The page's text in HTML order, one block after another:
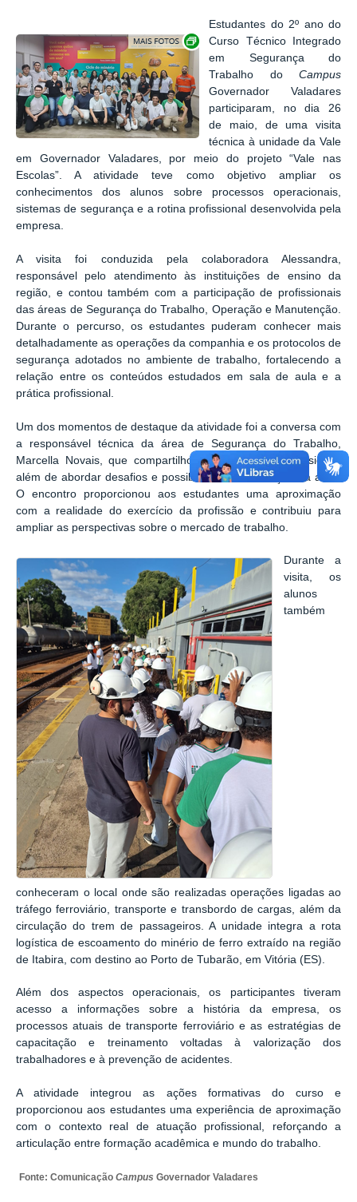
Exibir carrossel de imagens
Estudantes do 2º ano do
Curso Técnico Integrado
em Segurança do
Trabalho do Campus
Governador Valadares
participaram, no dia 26
de maio, de uma visita
técnica à unidade da Vale
em Governador Valadares, por meio do projeto “Vale nas
Escolas”. A atividade teve como objetivo ampliar os
conhecimentos dos alunos sobre processos operacionais,
sistemas de segurança e a rotina profissional desenvolvida pela
empresa.
A visita foi conduzida pela colaboradora Alessandra,
responsável pelo atendimento às instituições de ensino da
região, e contou também com a participação de profissionais
das áreas de Segurança do Trabalho, Operação e Manutenção.
Durante o percurso, os estudantes puderam conhecer mais
detalhadamente as operações da companhia e os protocolos de
segurança adotados no ambiente de trabalho, fortalecendo a
relação entre os conteúdos estudados em sala de aula e a
prática profissional.
Um dos momentos de destaque da atividade foi a conversa com
a responsável técnica da área de Segurança do Trabalho,
Marcella Novais, que compartilhou sua trajetória profissional,
além de abordar desafios e possibilidades de atuação na área.
O encontro proporcionou aos estudantes uma aproximação
com a realidade do exercício da profissão e contribuiu para
ampliar as perspectivas sobre o mercado de trabalho.
Durante a
visita, os
alunos
também
conheceram o local onde são realizadas operações ligadas ao
tráfego ferroviário, transporte e transbordo de cargas, além da
circulação do trem de passageiros. A unidade integra a rota
logística de escoamento do minério de ferro extraído na região
de Itabira, com destino ao Porto de Tubarão, em Vitória (ES).
Além dos aspectos operacionais, os participantes tiveram
acesso a informações sobre a história da empresa, os
processos atuais de transporte ferroviário e as estratégias de
capacitação e treinamento voltadas à valorização dos
trabalhadores e à prevenção de acidentes.
A atividade integrou as ações formativas do curso e
proporcionou aos estudantes uma experiência de aproximação
com o contexto real de atuação profissional, reforçando a
articulação entre formação acadêmica e mundo do trabalho.
Fonte: Comunicação Campus Governador Valadares